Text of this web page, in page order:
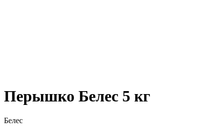
Перышко Белес 5 кг
Белес